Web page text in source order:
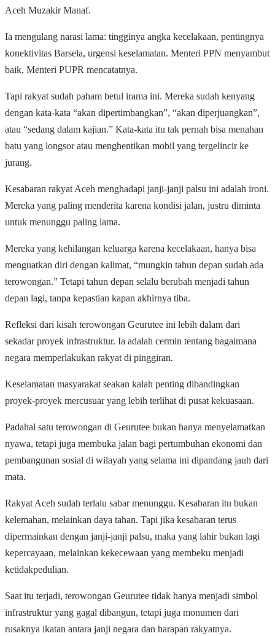
Aceh Muzakir Manaf.
Ia mengulang narasi lama: tingginya angka kecelakaan, pentingnya
konektivitas Barsela, urgensi keselamatan. Menteri PPN menyambut
baik, Menteri PUPR mencatatnya.
Tapi rakyat sudah paham betul irama ini. Mereka sudah kenyang
dengan kata-kata “akan dipertimbangkan”, “akan diperjuangkan”,
atau “sedang dalam kajian.” Kata-kata itu tak pernah bisa menahan
batu yang longsor atau menghentikan mobil yang tergelincir ke
jurang.
Kesabaran rakyat Aceh menghadapi janji-janji palsu ini adalah ironi.
Mereka yang paling menderita karena kondisi jalan, justru diminta
untuk menunggu paling lama.
Mereka yang kehilangan keluarga karena kecelakaan, hanya bisa
menguatkan diri dengan kalimat, “mungkin tahun depan sudah ada
terowongan.” Tetapi tahun depan selalu berubah menjadi tahun
depan lagi, tanpa kepastian kapan akhirnya tiba.
Refleksi dari kisah terowongan Geurutee ini lebih dalam dari
sekadar proyek infrastruktur. Ia adalah cermin tentang bagaimana
negara memperlakukan rakyat di pinggiran.
Keselamatan masyarakat seakan kalah penting dibandingkan
proyek-proyek mercusuar yang lebih terlihat di pusat kekuasaan.
Padahal satu terowongan di Geurutee bukan hanya menyelamatkan
nyawa, tetapi juga membuka jalan bagi pertumbuhan ekonomi dan
pembangunan sosial di wilayah yang selama ini dipandang jauh dari
mata.
Rakyat Aceh sudah terlalu sabar menunggu. Kesabaran itu bukan
kelemahan, melainkan daya tahan. Tapi jika kesabaran terus
dipermainkan dengan janji-janji palsu, maka yang lahir bukan lagi
kepercayaan, melainkan kekecewaan yang membeku menjadi
ketidakpedulian.
Saat itu terjadi, terowongan Geurutee tidak hanya menjadi simbol
infrastruktur yang gagal dibangun, tetapi juga monumen dari
rusaknya ikatan antara janji negara dan harapan rakyatnya.